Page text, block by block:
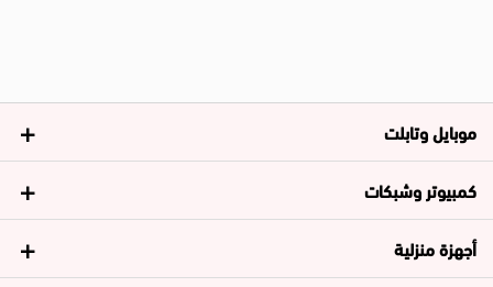
موبايل وتابلت
كمبيوتر وشبكات
أجهزة منزلية